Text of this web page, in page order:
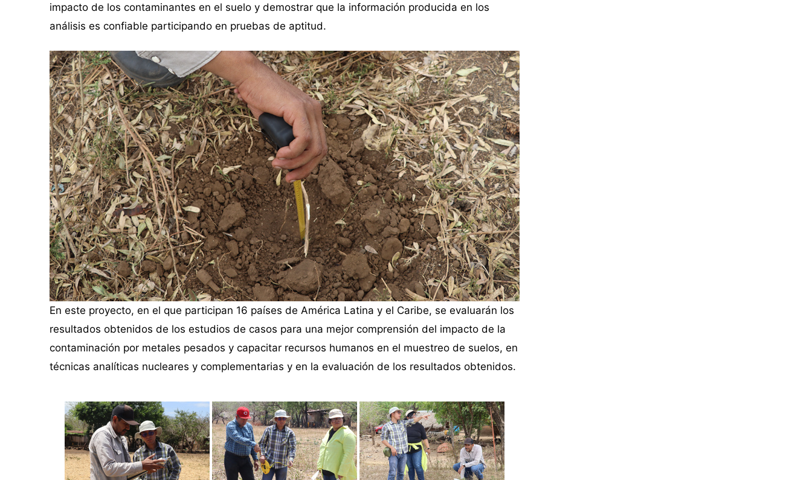
impacto de los contaminantes en el suelo y demostrar que la información producida en los
análisis es confiable participando en pruebas de aptitud.
En este proyecto, en el que participan 16 países de América Latina y el Caribe, se evaluarán los
resultados obtenidos de los estudios de casos para una mejor comprensión del impacto de la
contaminación por metales pesados y capacitar recursos humanos en el muestreo de suelos, en
técnicas analíticas nucleares y complementarias y en la evaluación de los resultados obtenidos.